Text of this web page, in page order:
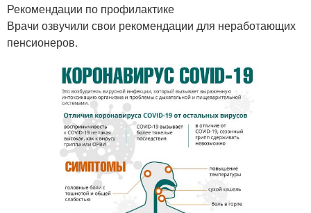
Рекомендации по профилактике
Врачи озвучили свои рекомендации для неработающих
пенсионеров.